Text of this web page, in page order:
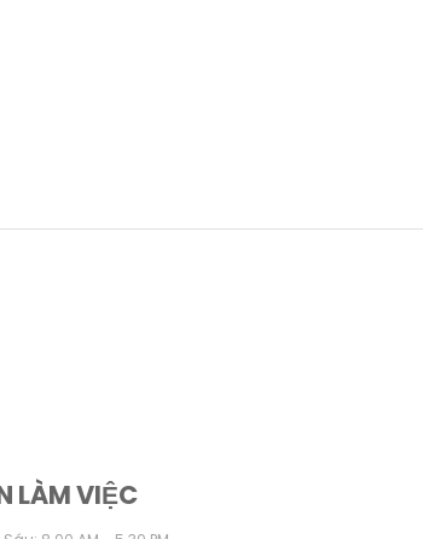
LÀM VIỆC